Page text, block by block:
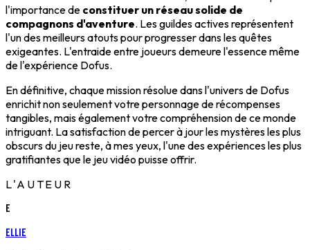
l'importance de constituer un réseau solide de
compagnons d'aventure. Les guildes actives représentent
l'un des meilleurs atouts pour progresser dans les quêtes
exigeantes. L'entraide entre joueurs demeure l'essence même
de l'expérience Dofus.
En définitive, chaque mission résolue dans l'univers de Dofus
enrichit non seulement votre personnage de récompenses
tangibles, mais également votre compréhension de ce monde
intriguant. La satisfaction de percer à jour les mystères les plus
obscurs du jeu reste, à mes yeux, l'une des expériences les plus
gratifiantes que le jeu vidéo puisse offrir.
L'AUTEUR
E
Ellie